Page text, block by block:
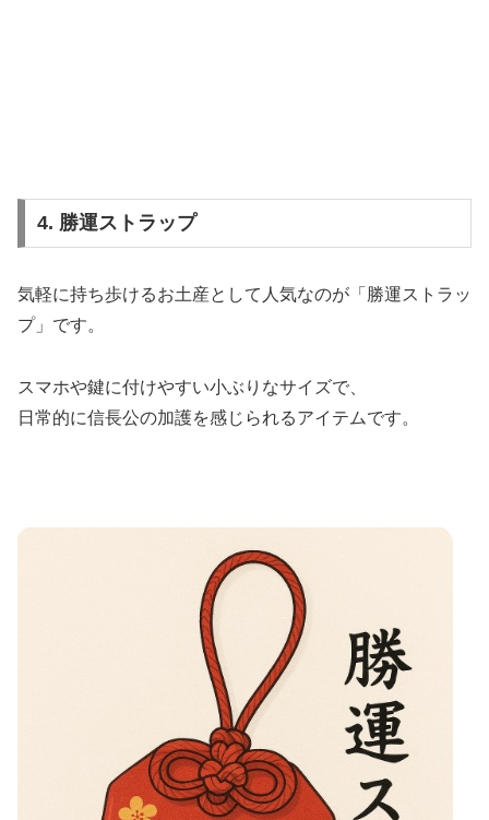
4. 勝運ストラップ
気軽に持ち歩けるお土産として人気なのが「勝運ストラッ
プ」です。
スマホや鍵に付けやすい小ぶりなサイズで、
日常的に信長公の加護を感じられるアイテムです。